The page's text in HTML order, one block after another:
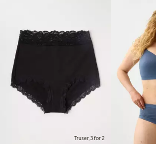
Truser, 3 for 2